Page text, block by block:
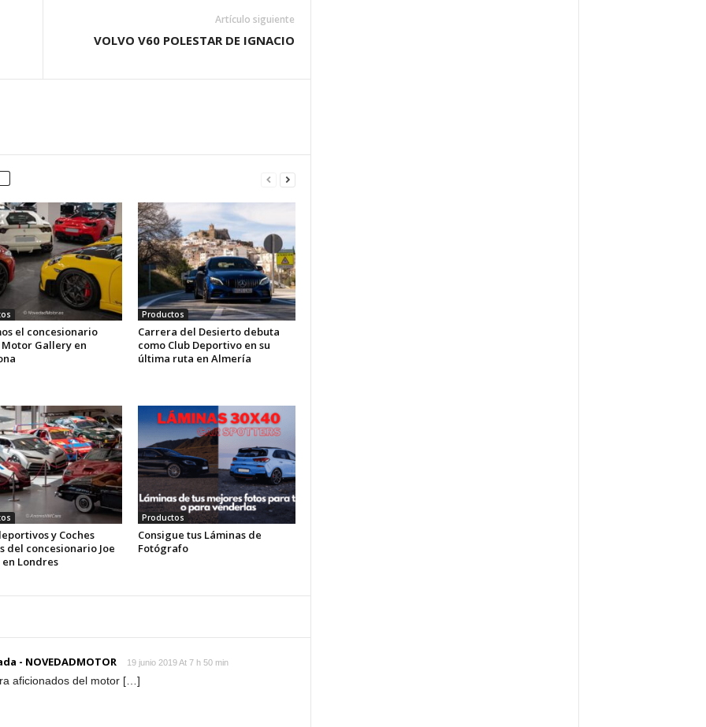
Artículo siguiente
VOLVO V60 POLESTAR DE IGNACIO
el concesionario
Motor Gallery en
Productos
Carrera del Desierto debuta
como Club Deportivo en su
última ruta en Almería
y Coches
del concesionario Joe
Londres
Productos
Consigue tus Láminas de
Fotógrafo
- NOVEDADMOTOR 19 junio 2019 At 7 h 50 min
aficionados del motor […]